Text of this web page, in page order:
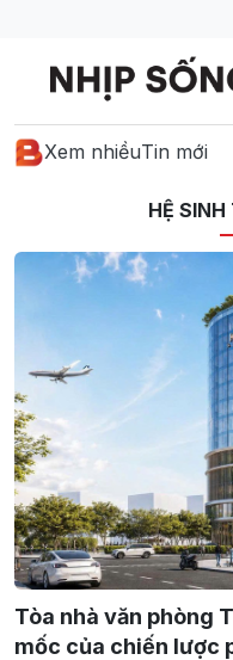
Xem nhiềuTin mới
HỆ
Tòa nhà văn phòng
mốc của chiến lược